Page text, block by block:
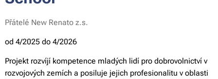
Přátelé New Renato z.s.
od 4/2025 do 4/2026
Projekt rozvíjí kompetence mladých lidí pro dobrovolnictví v
rozvojových zemích a posiluje jejich profesionalitu v oblasti